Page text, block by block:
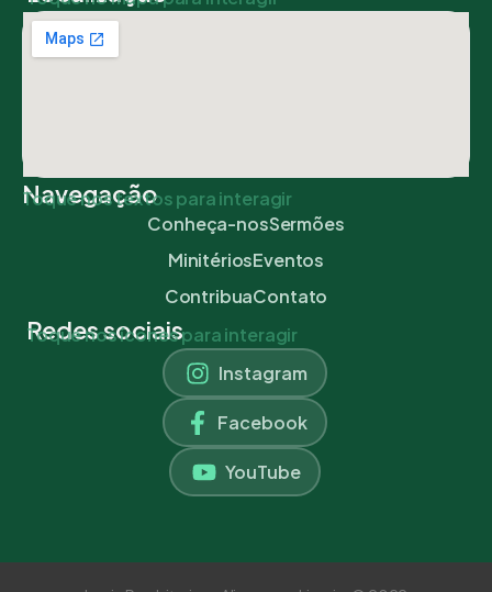
Navegação
Toque nos textos para interagir
Conheça-nosSermões
MinitériosEventos
ContribuaContato
Redes sociais
Toque nos ícones para interagir
Instagram
Facebook
YouTube